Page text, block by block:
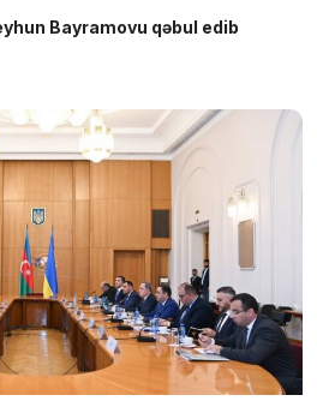
Bayramovu qəbul edib